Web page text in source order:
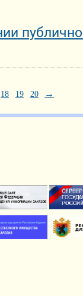
18 19 20 →